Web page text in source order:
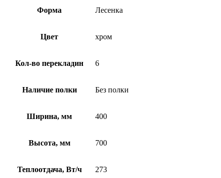
Форма Лесенка
Цвет хром
Кол-во перекладин 6
Наличие полки Без полки
Ширина, мм 400
Высота, мм 700
Теплоотдача, Вт/ч 273